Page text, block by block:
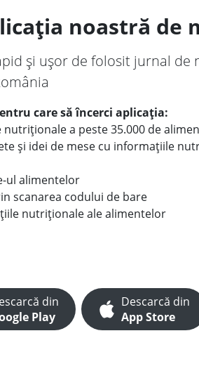
noastră de
și ușor de folosit jurnal de
care să încerci aplicația:
a peste 35.000 de
și idei de mese cu informațiile
ul alimentelor
scanarea codului de bare
nutriționale ale alimentelor
din
Play
Descarcă din
App Store